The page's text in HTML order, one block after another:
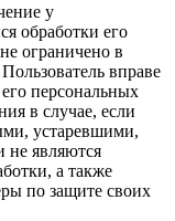
у
обработки его
ограничено в
вправе
персональных
в случае, если
устаревшими,
не являются
а также
по защите своих